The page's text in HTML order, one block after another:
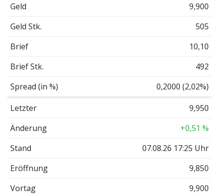
Geld
9,900
Geld Stk.
505
Brief
10,10
Brief Stk.
492
Spread (in %)
0,2000 (2,02%)
Letzter
9,950
Änderung
+0,51 %
Stand
07.08.26 17:25 Uhr
Eröffnung
9,850
Vortag
9,900